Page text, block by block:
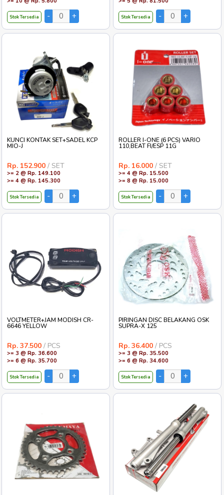
Stok Tersedia Stok Tersedia
KUNCI KONTAK SET+SADEL KCP
MIO-J
Rp. 152.900 / SET
>= 2 @ Rp. 149.100
>= 4 @ Rp. 145.300
Stok Tersedia
ROLLER I-ONE (6 PCS) VARIO
110,BEAT FI/ESP 11G
Rp. 16.000 / SET
>= 4 @ Rp. 15.500
>= 8 @ Rp. 15.000
Stok Tersedia
VOLTMETER+JAM MODISH CR-
6646 YELLOW
Rp. 37.500 / PCS
>= 3 @ Rp. 36.600
>= 6 @ Rp. 35.700
Stok Tersedia
PIRINGAN DISC BELAKANG OSK
SUPRA-X 125
Rp. 36.400 / PCS
>= 3 @ Rp. 35.500
>= 6 @ Rp. 34.600
Stok Tersedia